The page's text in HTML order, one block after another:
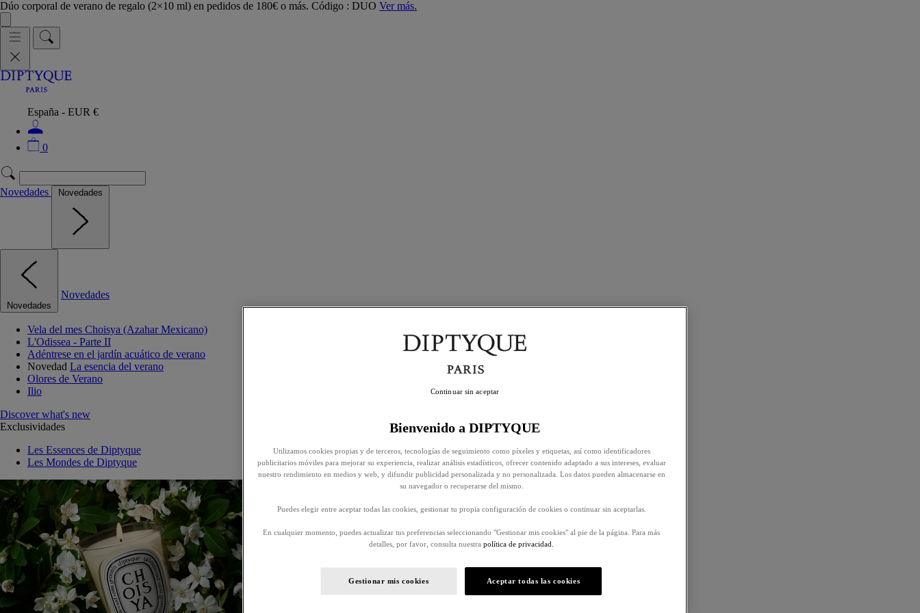
Dúo corporal de verano de regalo (2×10 ml) en pedidos de 180€ o más. Código : DUO Ver más.
España - EUR €
0
Novedades Novedades
Novedades
Novedades
Vela del mes Choisya (Azahar Mexicano)
L'Odissea - Parte II
Adéntrese en el jardín acuático de verano
Novedad La esencia del verano
Olores de Verano
Ilio
Discover what's new
Exclusividades
Les Essences de Diptyque
Les Mondes de Diptyque
Bienvenido a DIPTYQUE
Utilizamos cookies propias y de terceros, tecnologías de seguimiento como píxeles y etiquetas, así como identificadores
publicitarios móviles para mejorar su experiencia, realizar análisis estadísticos, ofrecer contenido adaptado a sus intereses, evaluar
nuestro rendimiento en medios y web, y difundir publicidad personalizada y no personalizada. Los datos pueden almacenarse en
su navegador o recuperarse del mismo.
Puedes elegir entre aceptar todas las cookies, gestionar tu propia configuración de cookies o continuar sin aceptarlas.
En cualquier momento, puedes actualizar tus preferencias seleccionando "Gestionar mis cookies" al pie de la página. Para más
detalles, por favor, consulta nuestra política de privacidad.
Gestionar mis cookies Aceptar todas las cookies
Continuar sin aceptar